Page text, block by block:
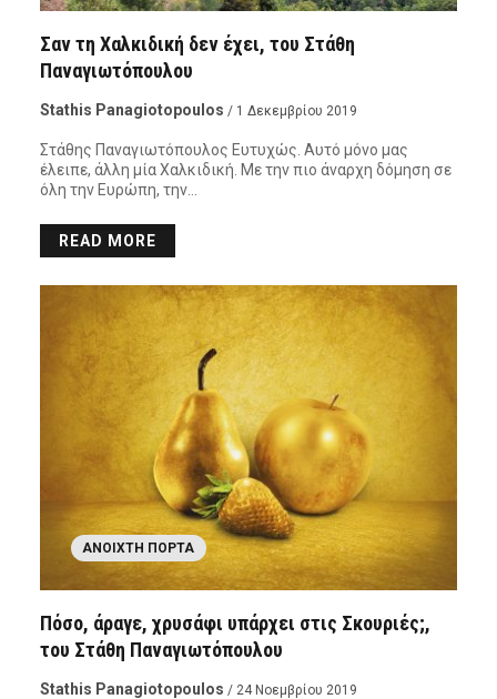
Σαν τη Χαλκιδική δεν έχει, του Στάθη
Παναγιωτόπουλου
Stathis Panagiotopoulos / 1 Δεκεμβρίου 2019
Στάθης Παναγιωτόπουλος Ευτυχώς. Αυτό μόνο μας
έλειπε, άλλη μία Χαλκιδική. Με την πιο άναρχη δόμηση σε
όλη την Ευρώπη, την…
READ MORE
ΑΝΟΙΧΤΉ ΠΌΡΤΑ
Πόσο, άραγε, χρυσάφι υπάρχει στις Σκουριές;,
του Στάθη Παναγιωτόπουλου
Stathis Panagiotopoulos / 24 Νοεμβρίου 2019